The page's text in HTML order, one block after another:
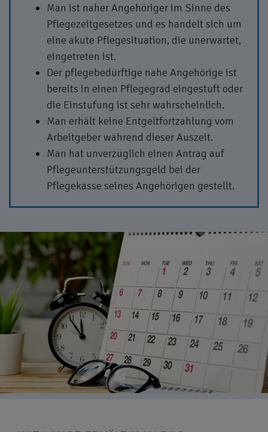
Man ist naher Angehöriger im Sinne des
Pflegezeitgesetzes und es handelt sich um
eine akute Pflegesituation, die unerwartet,
eingetreten ist.
Der pflegebedürftige nahe Angehörige ist
bereits in einen Pflegegrad eingestuft oder
die Einstufung ist sehr wahrscheinlich.
Man erhält keine Entgeltfortzahlung vom
Arbeitgeber während dieser Auszeit.
Man hat unverzüglich einen Antrag auf
Pflegeunterstützungsgeld bei der
Pflegekasse seines Angehörigen gestellt.